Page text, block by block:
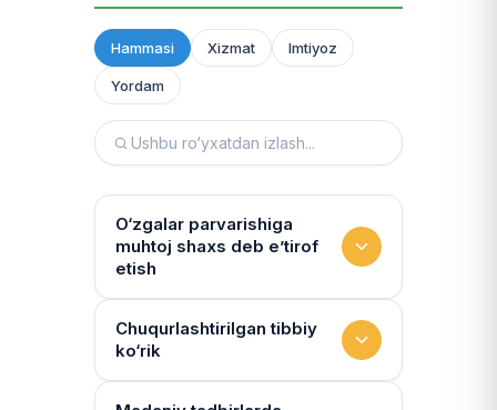
Hammasi Xizmat Imtiyoz
Yordam
O‘zgalar parvarishiga
muhtoj shaxs deb e’tirof
etish
Yashash sharoitini kim
baholaydi?
Multidissiplinar guruh: "Inson"
Chuqurlashtirilgan tibbiy
ko‘rik